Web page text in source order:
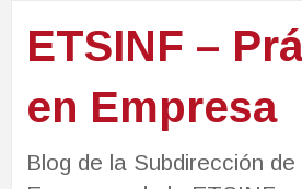
ETSINF –
en Empresa
Blog de la Subdirección